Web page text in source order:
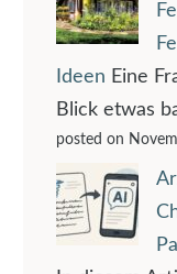
Ideen Eine
Blick etwas
posted on